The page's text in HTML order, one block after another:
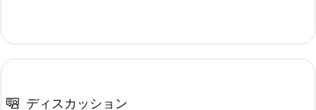
ディスカッション